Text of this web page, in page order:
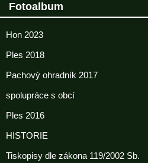
Fotoalbum
Hon 2023
Ples 2018
Pachový ohradník 2017
spolupráce s obcí
Ples 2016
HISTORIE
Tiskopisy dle zákona 119/2002 Sb.